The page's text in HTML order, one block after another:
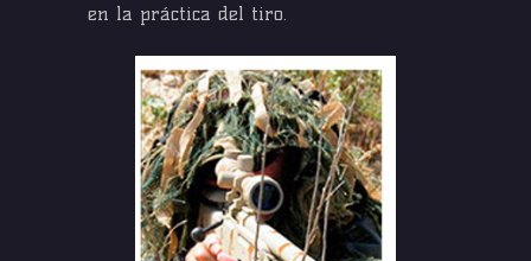
en la práctica del tiro.